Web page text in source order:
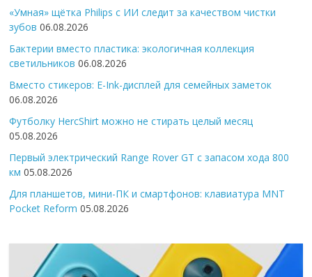
«Умная» щётка Philips с ИИ следит за качеством чистки
зубов 06.08.2026
Бактерии вместо пластика: экологичная коллекция
светильников 06.08.2026
Вместо стикеров: E-Ink-дисплей для семейных заметок
06.08.2026
Футболку HercShirt можно не стирать целый месяц
05.08.2026
Первый электрический Range Rover GT с запасом хода 800
км 05.08.2026
Для планшетов, мини-ПК и смартфонов: клавиатура MNT
Pocket Reform 05.08.2026